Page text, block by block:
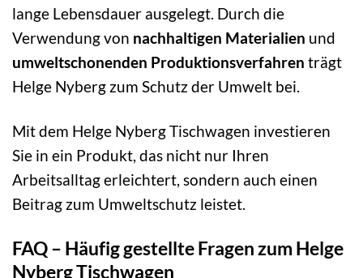
lange Lebensdauer ausgelegt. Durch die
Verwendung von nachhaltigen Materialien und
umweltschonenden Produktionsverfahren trägt
Helge Nyberg zum Schutz der Umwelt bei.
Mit dem Helge Nyberg Tischwagen investieren
Sie in ein Produkt, das nicht nur Ihren
Arbeitsalltag erleichtert, sondern auch einen
Beitrag zum Umweltschutz leistet.
FAQ – Häufig gestellte Fragen zum Helge
Nyberg Tischwagen